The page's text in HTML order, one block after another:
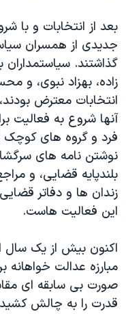
بعد از انتخابات و با
جدیدی از همسران
گذاشتند.
زاده، بهزاد نبوی، و
انتخابات معترض
آنها شروع به فعالیت
فرد و گروه های
نوشتن نامه های
بلندپایه قضایی، و
زندان ها و دفاتر
این فعالیت هاست.
اکنون بیش از یک سال
مبارزه عدالت خواهانه
صورت بی سابقه ای
قدرت را به چالش